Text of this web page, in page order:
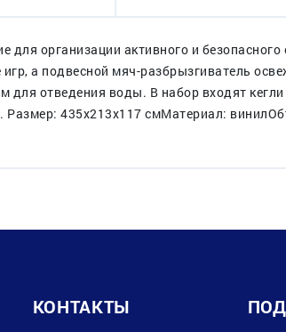
организации активного и безопасного
а подвесной мяч-разбрызгиватель
отведения воды. В набор входят кегли
435х213х117 смМатериал:
КОНТАКТЫ